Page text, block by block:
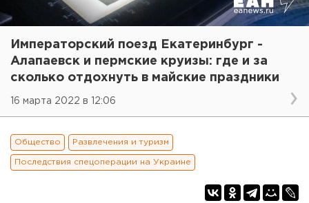
Императорский поезд Екатеринбург -
Алапаевск и пермские круизы: где и за
сколько отдохнуть в майские праздники
16 марта 2022 в 12:06
Общество Развлечения и туризм
Последствия спецоперации на Украине